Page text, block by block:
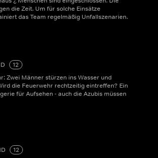
die Zeit. Um für solche Einsätze
das Team regelmäßig Unfallszenarien.
12
Zwei Männer stürzen ins Wasser und
die Feuerwehr rechtzeitig eintreffen? Ein
für Aufsehen - auch die Azubis müssen
12